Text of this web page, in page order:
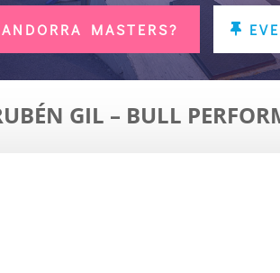
MASTERS?
GIL – BULL